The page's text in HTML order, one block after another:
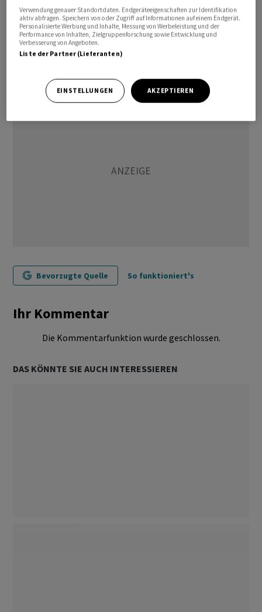
Darüber hinaus liegt der Fokus in der Woche auf dem
Treffen der Notenbanker beim geldpolitischen
Symposium in Jackson Hole im US-Bundesstaat
Wyoming. Dieses findet von Donnerstag bis Samstag
Bevorzugte Quelle So funktioniert's
Ihr Kommentar
Die Kommentarfunktion wurde geschlossen.
DAS KÖNNTE SIE AUCH INTERESSIEREN
Verwendung genauer Standortdaten. Endgeräteeigenschaften zur Identifikation
aktiv abfragen. Speichern von oder Zugriff auf Informationen auf einem Endgerät.
Personalisierte Werbung und Inhalte, Messung von Werbeleistung und der
Performance von Inhalten, Zielgruppenforschung sowie Entwicklung und
Verbesserung von Angeboten.
Liste der Partner (Lieferanten)
EINSTELLUNGEN AKZEPTIEREN